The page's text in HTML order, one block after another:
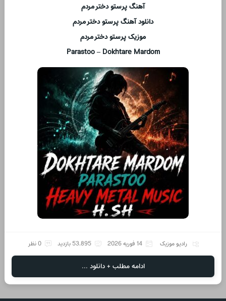
آهنگ پرستو دختر مردم
دانلود آهنگ پرستو دختر مردم
موزیک پرستو دختر مردم
Parastoo – Dokhtare Mardom
رادیو موزیک 14 فوریه 2026 53,895 بازدید 0 نظر
ادامه مطلب + دانلود ...